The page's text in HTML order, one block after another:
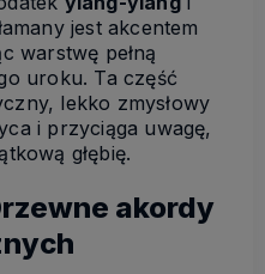
jest akcentem
warstwę pełną
uroku. Ta część
lekko zmysłowy
i przyciąga uwagę,
głębię.
akordy